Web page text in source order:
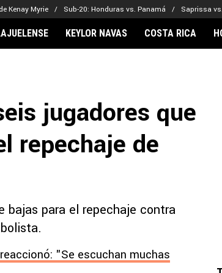
Kenay Myrie Sub-20: Honduras vs. Panamá Saprissa
Laing
Alajuelense
Herediano
Comunicaciones
Municipal
Real Estelí
Noticias
Barcelona
KEYLOR NAVAS COSTA RICA
jugadores que
repechaje de
bajas para el repechaje contra
"Se escuchan muchas